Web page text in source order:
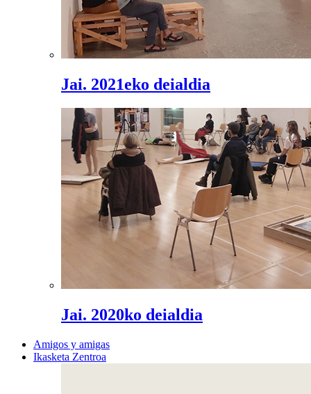
Jai. 2021eko deialdia
Jai. 2020ko deialdia
Amigos y amigas
Ikasketa Zentroa